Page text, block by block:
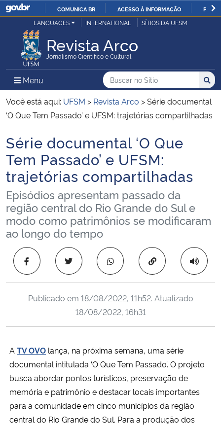
IR
O
COMUNICA BR ACESSO À INFORMAÇÃO
Ministério da Justiça e Segurança Pública
Ministério da Defesa
Ministério das Relações Exteriores
Ministério da Infraestrutura
Ministério da Agricultura, Pecuária e Abastecimento
Ministério da Educação
Ministério da Cidadania
Ministério da Saúde
Ministério de Minas e Energia
Ministério da Ciência, Tecnologia, Inovações e Comunicações
Ministério do Turismo
Ministério do Desenvolvimento Regional
Controladoria-Geral da União
LANGUAGES INTERNATIONAL SÍTIOS DA UFSM
Revista Arco
Jornalismo Científico e Cultural
Menu Menu Principal do Sítio
Busca
Buscar no no Sítio
Busca:
Você está aqui: UFSM > Revista Arco >Série documental
‘O Que Tem Passado’ e UFSM: trajetórias compartilhadas
Início do conteúdo
Série documental ‘O Que
Tem Passado’ e UFSM:
trajetórias compartilhadas
Episódios apresentam passado da
região central do Rio Grande do Sul e
modo como patrimônios se modificaram
ao longo do tempo
Copiar para área
Publicado em 18/08/2022, 11h52. Atualizado
18/08/2022, 16h31
A TV OVO lança, na próxima semana, uma série
documental intitulada ‘O Que Tem Passado’. O projeto
busca abordar pontos turísticos, preservação de
memória e patrimônio e destacar locais importantes
para a comunidade em cinco municípios da região
central do Rio Grande do Sul. Para a produção dos